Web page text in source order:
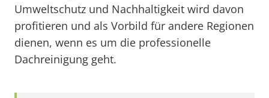
Umweltschutz und Nachhaltigkeit wird davon
profitieren und als Vorbild für andere Regionen
dienen, wenn es um die professionelle
Dachreinigung geht.